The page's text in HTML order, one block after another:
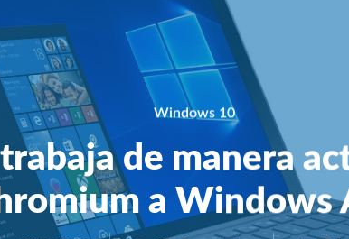
Windows 10
de manera
a Windows